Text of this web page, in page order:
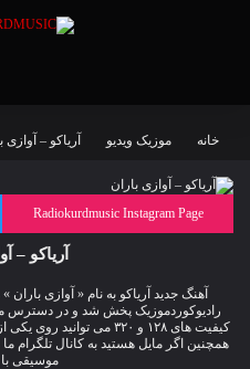
خانه موزیک ویدیو آریاکو – آوازی
Radiokurdmusic Instagram Page
آریاکو –
آهنگ جدید آریاکو به نام « آوازی
رادیوکوردموزیک پخش شد و در دسترس
کیفیت های ۱۲۸ و ۳۲۰ می
همچنین اگر مایل هستید به کانال تلگرام ما
موسیقی